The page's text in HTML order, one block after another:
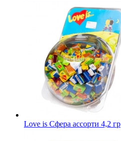
Love is Сфера ассорти 4,2 гр